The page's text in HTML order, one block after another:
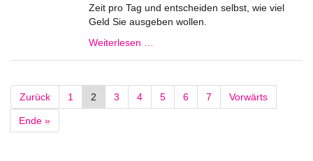
Zeit pro Tag und entscheiden selbst, wie viel
Geld Sie ausgeben wollen.
Weiterlesen …
Zurück 1 2 3 4 5 6 7 Vorwärts
Ende »